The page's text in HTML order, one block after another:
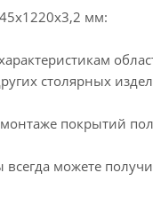
мм:
столярных
покрытий
можете